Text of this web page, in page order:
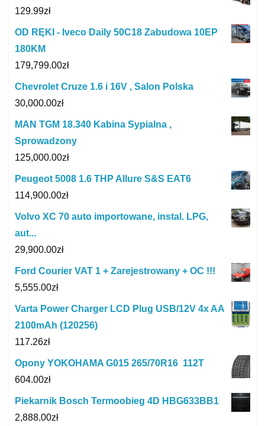
129.99zł
OD RĘKI - Iveco Daily 50C18 Zabudowa 10EP
180KM
179,799.00zł
Chevrolet Cruze 1.6 i 16V , Salon Polska
30,000.00zł
MAN TGM 18.340 Kabina Sypialna ,
Sprowadzony
125,000.00zł
Peugeot 5008 1.6 THP Allure S&S EAT6
114,900.00zł
Volvo XC 70 auto importowane, instal. LPG,
aut...
29,900.00zł
Ford Courier VAT 1 + Zarejestrowany + OC !!!
5,555.00zł
Varta Power Charger LCD Plug USB/12V 4x AA
2100mAh (120256)
117.26zł
Opony YOKOHAMA G015 265/70R16 112T
604.00zł
Piekarnik Bosch Termoobieg 4D HBG633BB1
2,888.00zł